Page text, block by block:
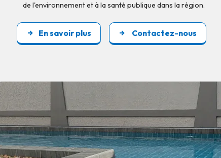
de l'environnement et à la santé publique dans la région.
En savoir plus Contactez-nous